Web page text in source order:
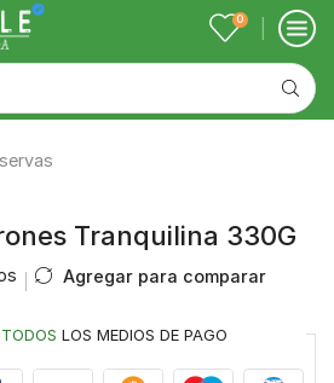
0
Tranquilina 330G
Agregar para comparar
TODOS LOS MEDIOS DE PAGO